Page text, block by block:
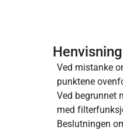
Ved mistanke
punktene
Ved begrunnet
med
Beslutningen